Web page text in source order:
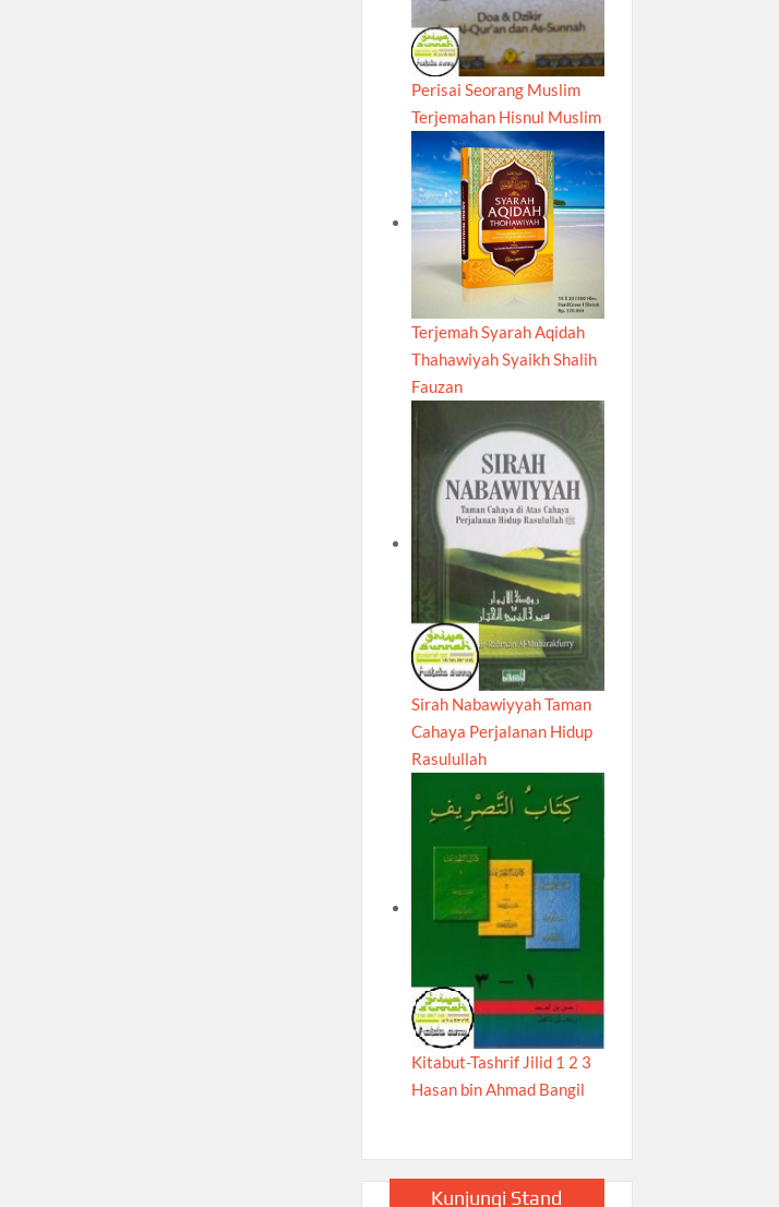
Perisai Seorang Muslim
Terjemahan Hisnul Muslim
Terjemah Syarah Aqidah
Thahawiyah Syaikh Shalih
Fauzan
Sirah Nabawiyyah Taman
Cahaya Perjalanan Hidup
Rasulullah
Kitabut-Tashrif Jilid 1 2 3
Hasan bin Ahmad Bangil
Kunjungi Stand